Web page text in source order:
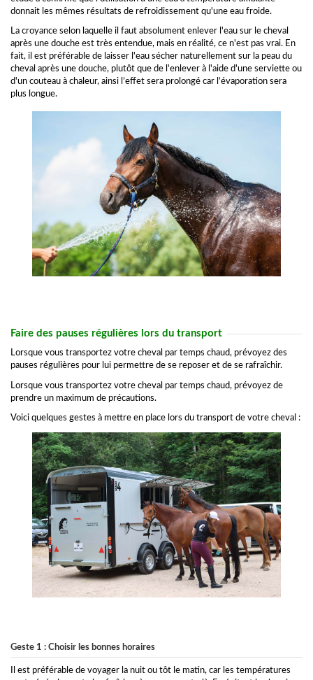
donnait les mêmes résultats de refroidissement qu'une eau froide.
La croyance selon laquelle il faut absolument enlever l'eau sur le cheval
après une douche est très entendue, mais en réalité, ce n'est pas vrai. En
fait, il est préférable de laisser l'eau sécher naturellement sur la peau du
cheval après une douche, plutôt que de l'enlever à l'aide d'une serviette ou
d'un couteau à chaleur, ainsi l’effet sera prolongé car l’évaporation sera
plus longue.
Faire des pauses régulières lors du transport
Lorsque vous transportez votre cheval par temps chaud, prévoyez des
pauses régulières pour lui permettre de se reposer et de se rafraîchir.
Lorsque vous transportez votre cheval par temps chaud, prévoyez de
prendre un maximum de précautions.
Voici quelques gestes à mettre en place lors du transport de votre cheval :
Geste 1 : Choisir les bonnes horaires
Il est préférable de voyager la nuit ou tôt le matin, car les températures